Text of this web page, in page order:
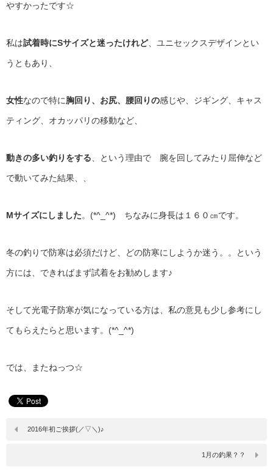
やすかったです☆
私は試着時にSサイズと迷ったけれど、ユニセックスデザインとい
うともあり、
女性なので特に胸回り、お尻、腰回りの感じや、ジギング、キャス
ティング、オカッパリの移動など、
動きの多い釣りをする、という理由で 腕を回してみたり屈伸など
で動いてみた結果、、
Mサイズにしました。(*^_^*) ちなみに身長は１６０㎝です。
冬の釣りで防寒は必須だけど、どの防寒にしようか迷う。。という
方には、できればまず試着をお勧めします♪
そして光電子防寒が気になっている方は、私の意見も少し参考にし
てもらえたらと思います。(*^_^*)
では、またねっつ☆
2016年初ご挨拶(／▽＼)♪
1月の釣果？？